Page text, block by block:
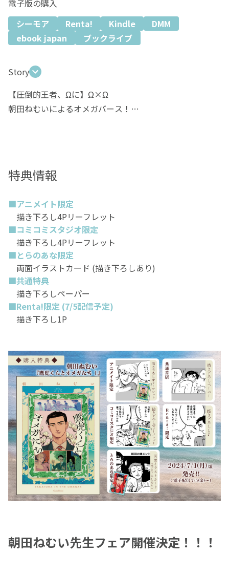
電子版の購入
シーモア
Renta! Kindle
DMM
ebook japan
ブックライブ
Story
【圧倒的王者、Ωに】Ω×Ω
朝田ねむいによるオメガバース！
"α特進クラス"に通う熊獅子鷹虎は、
頭脳、体格、容姿にも恵まれた圧倒的なカリスマ力で、
学園で知らない者は誰一人としていない。
そんな鷹虎が、ある日体調に異変をきたすと
Ωの特徴である「ヒート(発情期)」のような症状が出てき
て……!?
特典情報
■アニメイト限定
描き下ろし4Pリーフレット
■コミコミスタジオ限定
描き下ろし4Pリーフレット
■とらのあな限定
両面イラストカード (描き下ろしあり)
■共通特典
描き下ろしペーパー
■Renta!限定 (7/5配信予定)
描き下ろし1P
朝田ねむい先生フェア開催決定！！！